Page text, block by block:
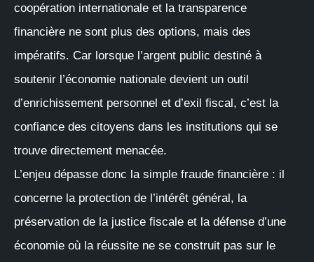
coopération internationale et la transparence
financière ne sont plus des options, mais des
impératifs. Car lorsque l’argent public destiné à
soutenir l’économie nationale devient un outil
d’enrichissement personnel et d’exil fiscal, c’est la
confiance des citoyens dans les institutions qui se
trouve directement menacée.
L’enjeu dépasse donc la simple fraude financière : il
concerne la protection de l’intérêt général, la
préservation de la justice fiscale et la défense d’une
économie où la réussite ne se construit pas sur le